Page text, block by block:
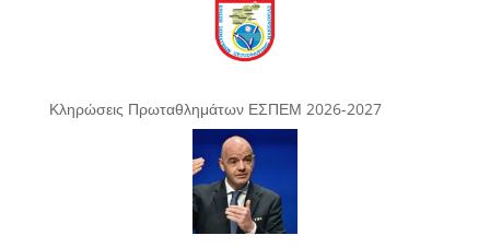
Κληρώσεις Πρωταθλημάτων ΕΣΠΕΜ 2026-2027